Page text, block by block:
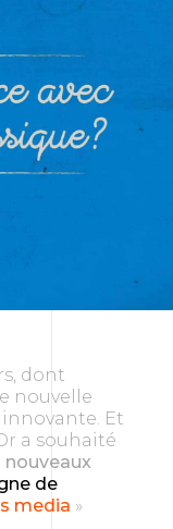
dont
nouvelle
Et
a souhaité
de
media »